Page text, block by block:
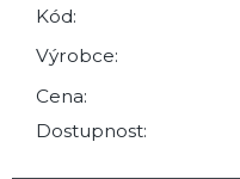
Kód:
Výrobce:
Cena:
Dostupnost: